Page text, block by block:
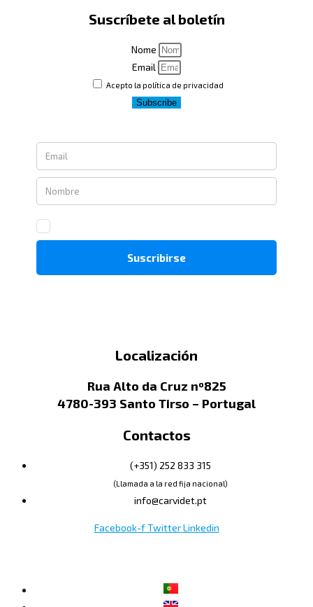
Suscríbete al boletín
Nome
Email
Acepto la política de privacidad
Subscribe
Localización
Rua Alto da Cruz nº825
4780-393 Santo Tirso – Portugal
Contactos
(+351) 252 833 315
(Llamada a la red fija nacional)
info@carvidet.pt
Facebook-f Twitter Linkedin